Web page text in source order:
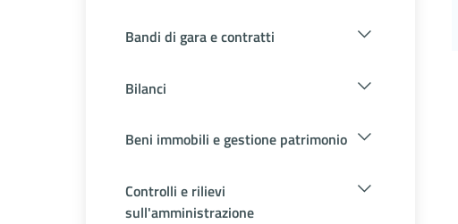
Bandi di gara e contratti
Bilanci
Beni immobili e gestione patrimonio
Controlli e rilievi
sull'amministrazione